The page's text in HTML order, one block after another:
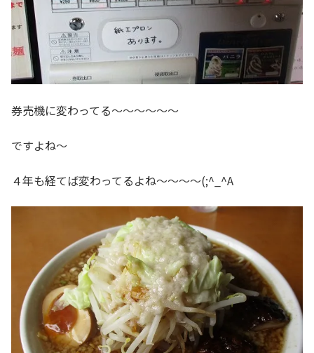
券売機に変わってる～～～～～～
ですよね～
４年も経てば変わってるよね～～～～(;^_^A